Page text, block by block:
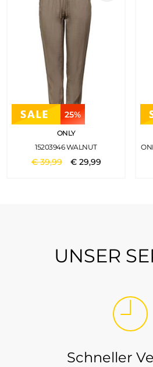
25%
ONLY
15203946 WALNUT
€39,99 € 29,99
UNSER
Schneller